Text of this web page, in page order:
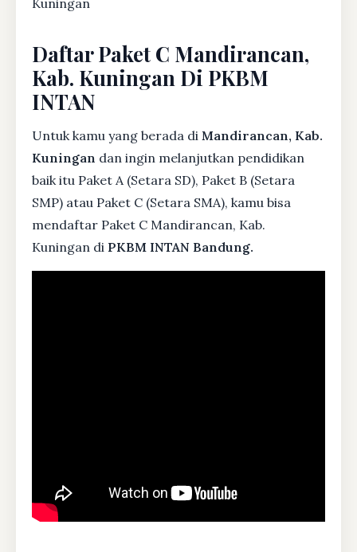
Daftar Paket C Mandirancan,
Kab. Kuningan Di PKBM
INTAN
Untuk kamu yang berada di Mandirancan, Kab.
Kuningan dan ingin melanjutkan pendidikan
baik itu Paket A (Setara SD), Paket B (Setara
SMP) atau Paket C (Setara SMA), kamu bisa
mendaftar Paket C Mandirancan, Kab.
Kuningan di PKBM INTAN Bandung.